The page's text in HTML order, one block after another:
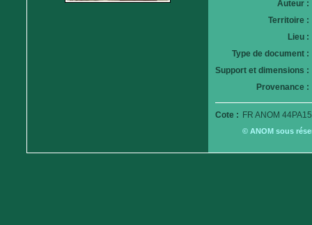
Auteur :
Territoire :
Lieu :
Type de document :
Support et dimensions :
Provenance :
Cote : FR ANOM
© ANOM sous